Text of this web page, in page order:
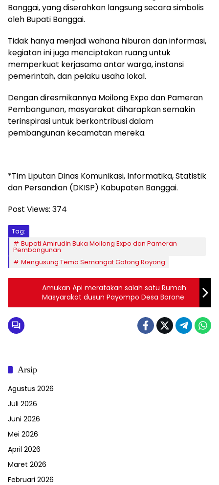
Banggai, yang diserahkan langsung secara simbolis
oleh Bupati Banggai.
Tidak hanya menjadi wahana hiburan dan informasi,
kegiatan ini juga menciptakan ruang untuk
memperkuat kerjasama antar warga, instansi
pemerintah, dan pelaku usaha lokal.
Dengan diresmikannya Moilong Expo dan Pameran
Pembangunan, masyarakat diharapkan semakin
terinspirasi untuk berkontribusi dalam
pembangunan kecamatan mereka.
*Tim Liputan Dinas Komunikasi, Informatika, Statistik
dan Persandian (DKISP) Kabupaten Banggai.
Post Views: 374
Tag:
Bupati Amirudin Buka Moilong Expo dan Pameran
Pembangunan
Mengusung Tema Semangat Gotong Royong
Amukan Api meratakan salah satu Rumah
Masyarakat dusun Payompo Desa Borone
Arsip
Agustus 2026
Juli 2026
Juni 2026
Mei 2026
April 2026
Maret 2026
Februari 2026